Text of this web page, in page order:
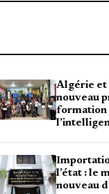
Algérie et
nouveau
formation
l’état : le
nouveau